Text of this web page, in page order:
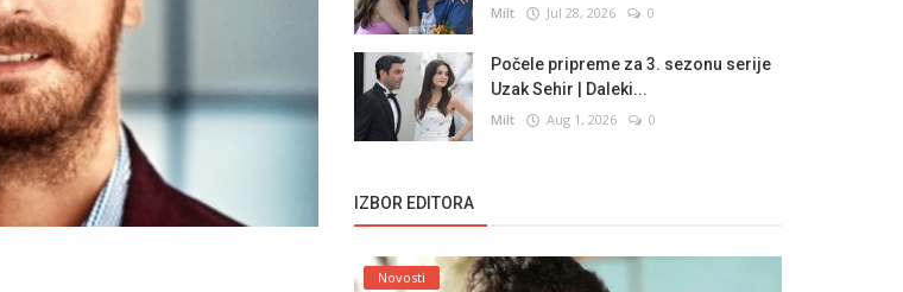
Milt Jul 28, 2026 0
Počele pripreme za 3. sezonu serije
Uzak Sehir | Daleki...
Milt Aug 1, 2026 0
IZBOR EDITORA
Novosti